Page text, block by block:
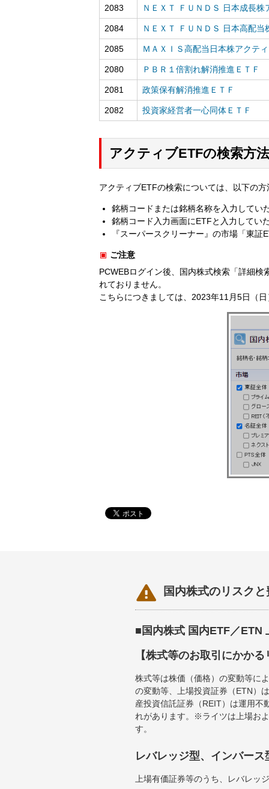
2083 ＮＥＸＴ ＦＵＮＤＳ 日本成長株
2084 ＮＥＸＴ ＦＵＮＤＳ 日本高配当
2085 ＭＡＸＩＳ高配当日本株アクテ
2080 ＰＢＲ１倍割れ解消推進ＥＴＦ
2081 政策保有解消推進ＥＴＦ
2082 投資家経営者一心同体ＥＴＦ
アクティブETFの検索方
アクティブETFの検索については、以下の
銘柄コードまたは銘柄名称を入力してい
銘柄コード入力画面にETFと入力してい
『スーパースクリーナー』の市場「東
ご注意
PCWEBログイン後、国内株式検索「詳細
れておりません。
こちらにつきましては、2023年11月5日（
 国内株式のリスク
■国内株式 国内ETF／ETN
【株式等のお取引にかか
株式等は株価（価格）の変動等に
の変動等、上場投資証券（ETN）
産投資信託証券（REIT）は運用不
れがあります。※ライツは上場お
す。
レバレッジ型、インバー
上場有価証券等のうち、レバレ